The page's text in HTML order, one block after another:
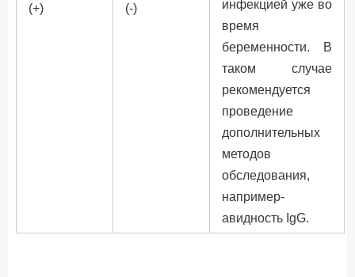
(+)
(-)
инфекцией уже во
время
беременности. В
таком случае
рекомендуется
проведение
дополнительных
методов
обследования,
например-
авидность IgG.